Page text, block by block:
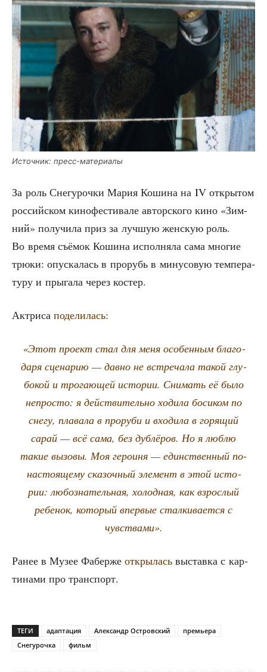
Источ­ник: пресс-материалы
За роль Сне­гу­роч­ки Мария Коши­на на IV откры­том
рос­сий­ском кино­фе­сти­ва­ле автор­ско­го кино «Зим­
ний» полу­чи­ла приз за луч­шую жен­скую роль.
Во вре­мя съё­мок Коши­на испол­ня­ла сама мно­гие
трю­ки: опус­ка­лась в про­рубь в мину­со­вую тем­пе­ра­
ту­ру и пры­га­ла через костер.
Актри­са поде­ли­лась:
«Этот про­ект стал для меня осо­бен­ным бла­го­
да­ря сце­на­рию — дав­но не встре­ча­ла такой глу­
бо­кой и тро­га­ю­щей исто­рии. Сни­мать её было
непро­сто: я дей­стви­тель­но ходи­ла боси­ком по
сне­гу, пла­ва­ла в про­ру­би и вхо­ди­ла в горя­щий
сарай — всё сама, без дуб­лё­ров. Но я люб­лю
такие вызо­вы. Моя геро­и­ня — един­ствен­ный по-
насто­я­ще­му ска­зоч­ный эле­мент в этой исто­
рии: любо­зна­тель­ная, холод­ная, как взрос­лый
ребе­нок, кото­рый впер­вые стал­ки­ва­ет­ся с
чувствами».
Ранее в Музее Фаб­ер­же откры­лась выстав­ка с кар­
ти­на­ми про транспорт.
ТЕГИ адаптация Александр Островский
премьера
Снегурочка
фильм